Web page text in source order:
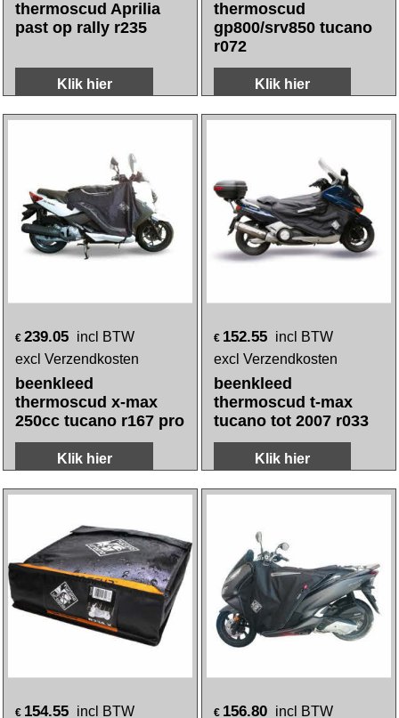
beenkleed tucano
thermoscud Aprilia
beenkleed
thermoscud
gp800/srv850 tucano
r072
€ 239.05 incl BTW
excl Verzendkosten
beenkleed
thermoscud x-max
250cc tucano r167 pro
€ 152.55 incl BTW
excl Verzendkosten
beenkleed
thermoscud t-max
tucano tot 2007 r033